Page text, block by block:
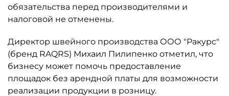
обязательства перед производителями и
налоговой не отменены.
Директор швейного производства ООО "Ракурс"
(бренд RAQRS) Михаил Пилипенко отметил, что
бизнесу может помочь предоставление
площадок без арендной платы для возможности
реализации продукции в розницу.